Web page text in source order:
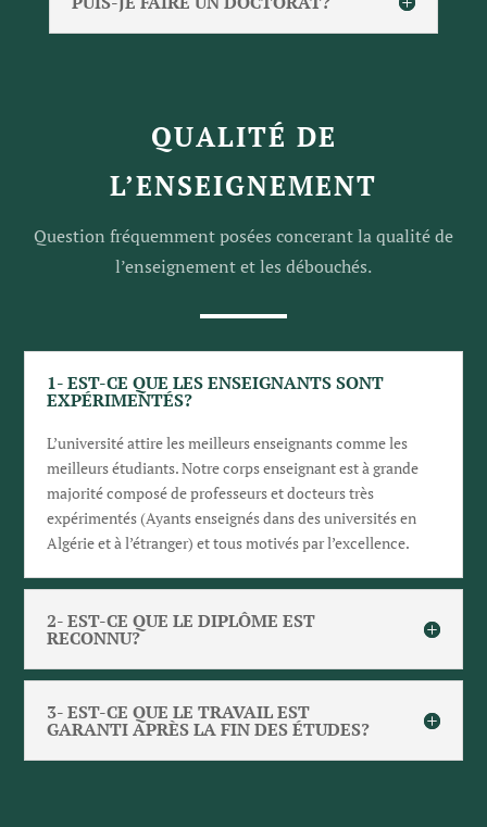
QUALITÉ DE
L’ENSEIGNEMENT
Question fréquemment posées concerant laqualité de
l’enseignement et les débouchés.
1- EST-CE QUE LES ENSEIGNANTS SONT
EXPÉRIMENTÉS?
L’université attire les meilleurs enseignants comme les
meilleurs étudiants. Notre corps enseignant est à grande
majorité composé de professeurs et docteurs très
expérimentés (Ayants enseignés dans des universités en
Algérie et à l’étranger) et tous motivés par l’excellence.
2- EST-CE QUE LE DIPLÔME EST
RECONNU?
3- EST-CE QUE LE TRAVAIL EST
GARANTI APRÈS LA FIN DES ÉTUDES?